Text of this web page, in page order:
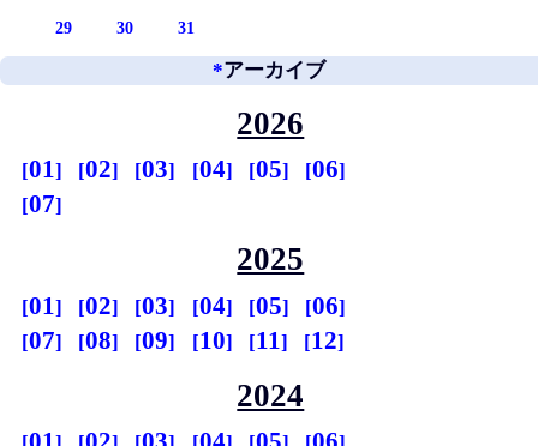
29 30 31
*アーカイブ
2026
01 02 03 04 05
06
07
2025
01 02 03 04 05
06
07
08 09 10 11 12
2024